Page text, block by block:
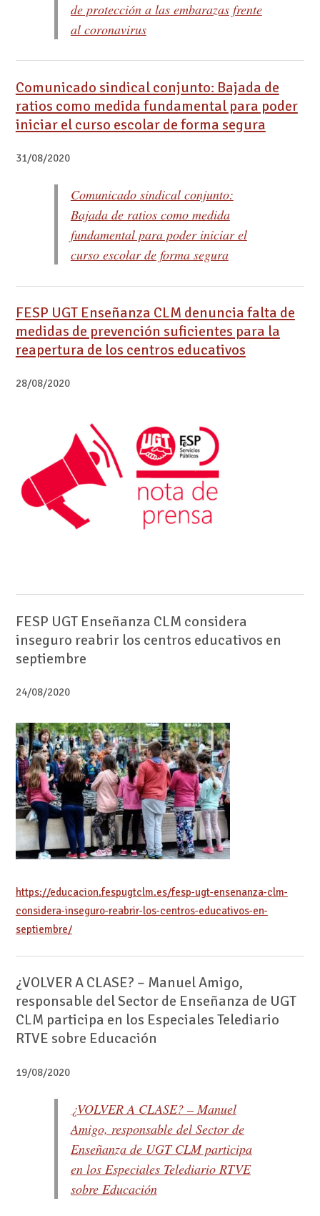
de protección a las embarazas frente
al coronavirus
Comunicado sindical conjunto: Bajada de
ratios como medida fundamental para poder
iniciar el curso escolar de forma segura
31/08/2020
Comunicado sindical conjunto:
Bajada de ratios como medida
fundamental para poder iniciar el
curso escolar de forma segura
FESP UGT Enseñanza CLM denuncia falta de
medidas de prevención suficientes para la
reapertura de los centros educativos
28/08/2020
FESP UGT Enseñanza CLM considera
inseguro reabrir los centros educativos en
septiembre
24/08/2020
https://educacion.fespugtclm.es/fesp-ugt-ensenanza-clm-
considera-inseguro-reabrir-los-centros-educativos-en-
septiembre/
¿VOLVER A CLASE? – Manuel Amigo,
responsable del Sector de Enseñanza de UGT
CLM participa en los Especiales Telediario
RTVE sobre Educación
19/08/2020
¿VOLVER A CLASE? – Manuel
Amigo, responsable del Sector de
Enseñanza de UGT CLM participa
en los Especiales Telediario RTVE
sobre Educación